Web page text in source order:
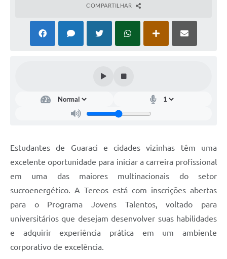
Arquivos para Download
Galeria de Vídeos
Projetos
Legislação
Links
Serviços Online
COMPARTILHAR
Estudantes de Guaraci e cidades vizinhas têm uma
excelente oportunidade para iniciar a carreira profissional
em uma das maiores multinacionais do setor
sucroenergético. A Tereos está com inscrições abertas
para o Programa Jovens Talentos, voltado para
universitários que desejam desenvolver suas habilidades
e adquirir experiência prática em um ambiente
corporativo de excelência.